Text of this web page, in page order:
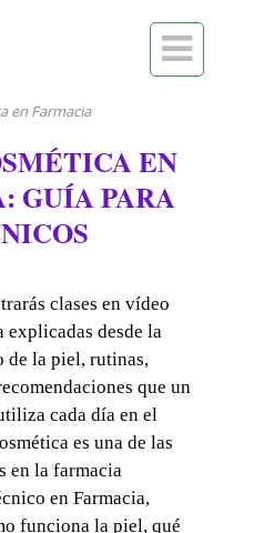

en Farmacia
EN
GUÍA PARA
clases en vídeo
explicadas desde la
de la piel, rutinas,
que un
cada día en el
es una de las
en la farmacia
en Farmacia,
funciona la piel, qué